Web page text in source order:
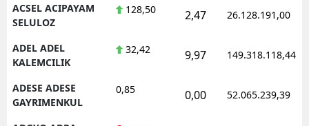
ACSEL ACIPAYAM
SELULOZ
128,50 2,47 26.128.191,00
ADEL ADEL
KALEMCILIK
32,42 9,97 149.318.118,44
ADESE ADESE
GAYRIMENKUL
0,85 0,00 52.065.239,39